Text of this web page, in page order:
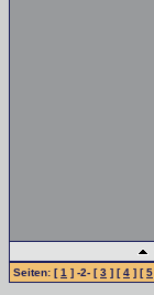
Seiten: [1 ] -2- [3 ] [4 ] [5